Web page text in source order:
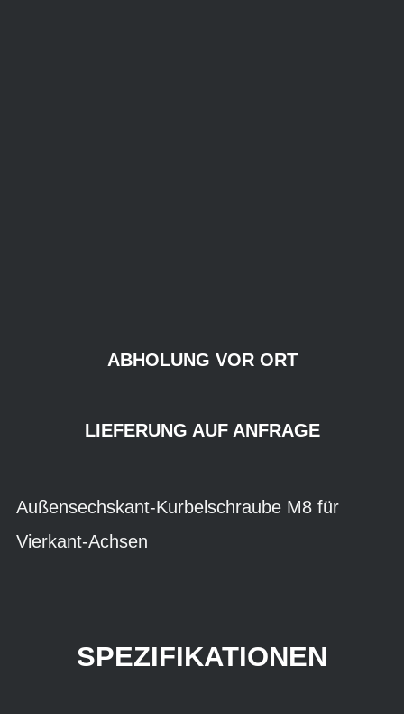
ABHOLUNG VOR ORT
LIEFERUNG AUF ANFRAGE
Außensechskant-Kurbelschraube M8 für
Vierkant-Achsen
SPEZIFIKATIONEN